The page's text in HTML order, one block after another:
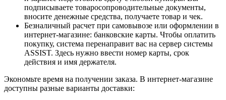
подписываете товаросопроводительные документы,
вносите денежные средства, получаете товар и чек.
Безналичный расчет при самовывозе или оформлении в
интернет-магазине: банковские карты. Чтобы оплатить
покупку, система перенаправит вас на сервер системы
ASSIST. Здесь нужно ввести номер карты, срок
действия и имя держателя.
Экономьте время на получении заказа. В интернет-магазине
доступны разные варианты доставки: